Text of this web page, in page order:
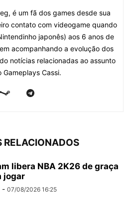
é um fã dos games desde sua
contato com videogame quando
japonês) aos 6 anos de
acompanhando a evolução dos
notícias relacionadas ao assunto
Gameplays Cassi.
RELACIONADOS
libera NBA 2K26 de graça
jogar
- 07/08/2026 16:25